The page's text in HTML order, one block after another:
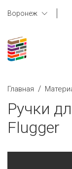
Воронеж
Главная /
Ручки
Flugger